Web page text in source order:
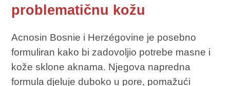
problematičnu kožu
Acnosin Bosnie i Herzégovine je posebno
formuliran kako bi zadovoljio potrebe masne i
kože sklone aknama. Njegova napredna
formula djeluje duboko u pore, pomažući